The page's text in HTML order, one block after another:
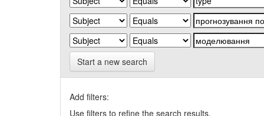
Start a new search
Add filters:
Use filters to refine the search results.